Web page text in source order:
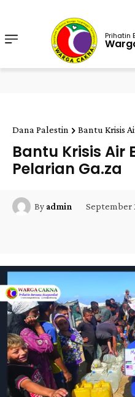
Prihatin
Dana Palestin Bantu Krisis
Bantu Krisis Air
Pelarian Ga.za
By admin September